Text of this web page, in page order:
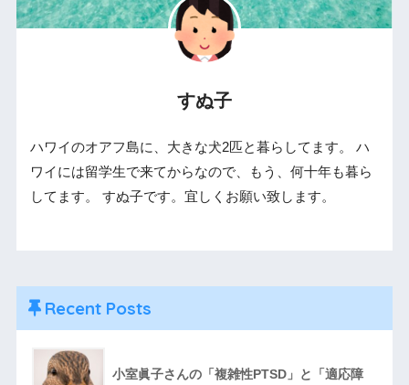
すぬ子
ハワイのオアフ島に、大きな犬2匹と暮らしてます。 ハ
ワイには留学生で来てからなので、もう、何十年も暮ら
してます。 すぬ子です。宜しくお願い致します。
Recent Posts
小室眞子さんの「複雑性PTSD」と「適応障